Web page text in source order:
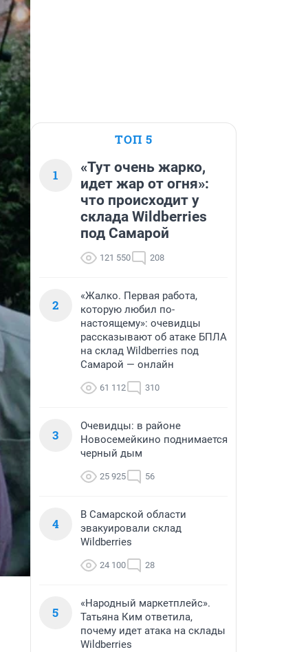
ТОП 5
1
«Тут очень жарко,
идет жар от огня»:
что происходит у
склада Wildberries
под Самарой
121 550 208
2
«Жалко. Первая работа,
которую любил по-
настоящему»: очевидцы
рассказывают об атаке БПЛА
на склад Wildberries под
Самарой — онлайн
61 112 310
3
Очевидцы: в районе
Новосемейкино поднимается
черный дым
25 925 56
4
В Самарской области
эвакуировали склад
Wildberries
24 100 28
5
«Народный маркетплейс».
Татьяна Ким ответила,
почему идет атака на склады
Wildberries